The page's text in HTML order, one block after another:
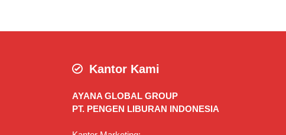
Kantor Kami
AYANA GLOBAL GROUP
PT. PENGEN LIBURAN INDONESIA